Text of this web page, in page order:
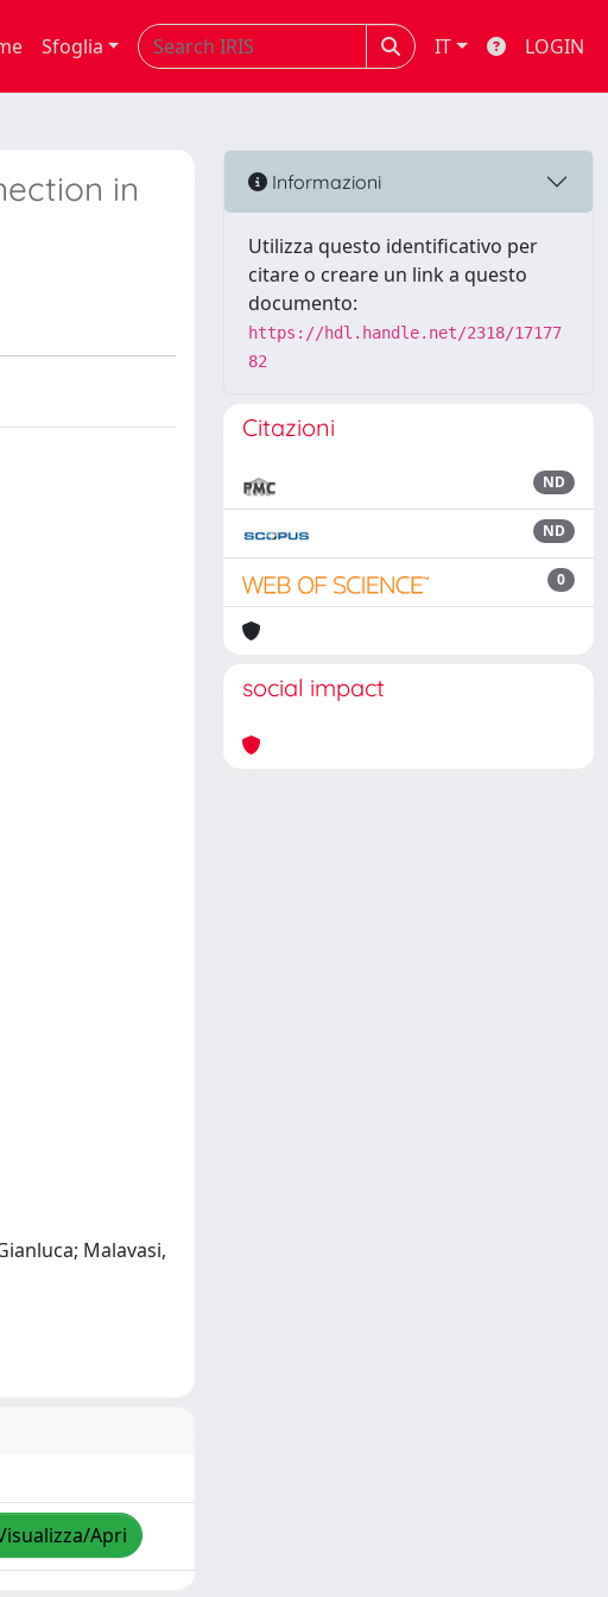
Sfoglia IT LOGIN
in
Malavasi,
Apri
Informazioni
Utilizza questo identificativo per
citare o creare un link a questo
documento:
https://hdl.handle.net/2318/17177
82
Citazioni
ND
ND
0
social impact